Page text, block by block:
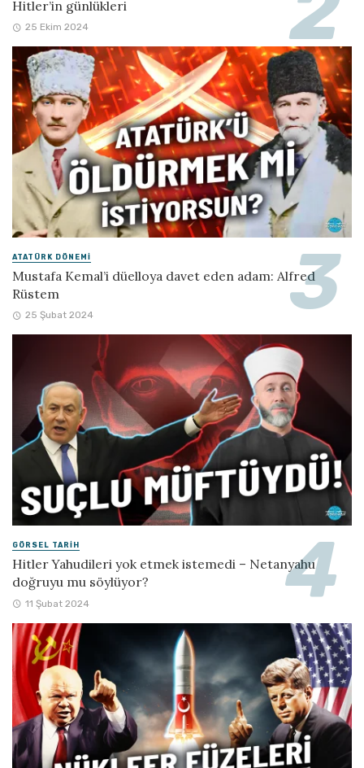
Hitler’in günlükleri
25 Ekim 2024
ATATÜRK DÖNEMI
Mustafa Kemal’i düelloya davet eden adam: Alfred
Rüstem
25 Şubat 2024
GÖRSEL TARIH
Hitler Yahudileri yok etmek istemedi – Netanyahu
doğruyu mu söylüyor?
11 Şubat 2024